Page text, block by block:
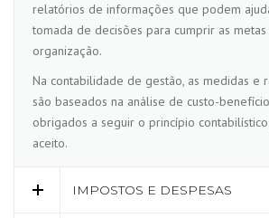
relatórios de informações que podem
tomada de decisões para cumprir as
organização.
Na contabilidade de gestão, as medidas e
são baseados na análise de custo-
obrigados a seguir o princípio
aceito.
IMPOSTOS E DESPESAS